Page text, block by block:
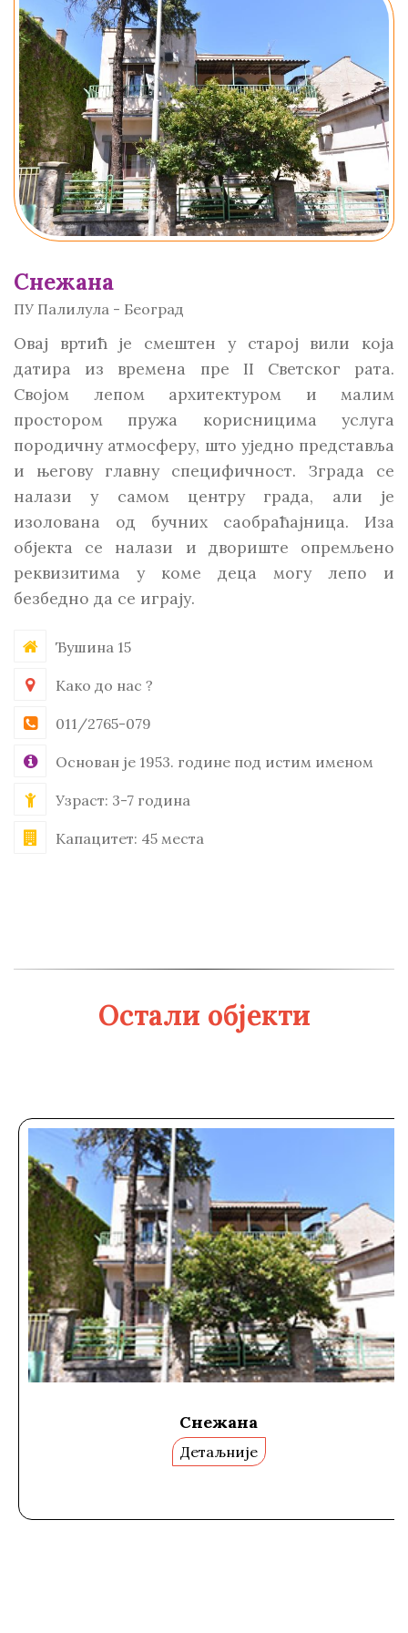
Снежана
ПУ Палилула - Београд
Овај вртић је смештен у старој вили која
датира из времена пре II Светског рата.
Својом лепом архитектуром и малим
простором пружа корисницима услуга
породичну атмосферу, што уједно представља
и његову главну специфичност. Зграда се
налази у самом центру града, али је
изолована од бучних саобраћајница. Иза
објекта се налази и двориште опремљено
реквизитима у коме деца могу лепо и
безбедно да се играју.
Ђушина 15
Како до нас ?
011/2765-079
Основан je 1953. године под истим именом
Узраст: 3-7 година
Капацитет: 45 места
Остали објекти
Малецка
Детаљније